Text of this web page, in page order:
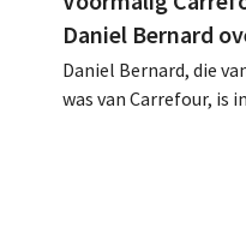
Daniel Bernard
Daniel Bernard, die
was van Carrefour, is